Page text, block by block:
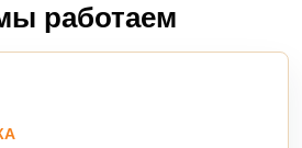
работаем